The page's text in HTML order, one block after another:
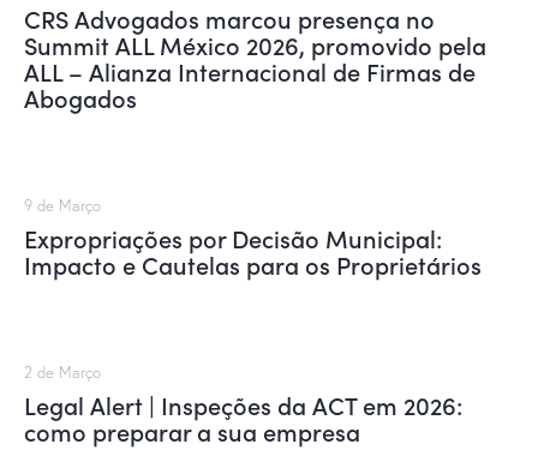
CRS Advogados marcou presença no
Summit ALL México 2026, promovido pela
ALL – Alianza Internacional de Firmas de
Abogados
9 de Março
Expropriações por Decisão Municipal:
Impacto e Cautelas para os Proprietários
2 de Março
Legal Alert | Inspeções da ACT em 2026:
como preparar a sua empresa